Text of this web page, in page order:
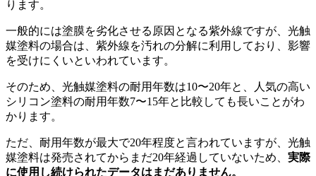
ります。
一般的には塗膜を劣化させる原因となる紫外線ですが、光触
媒塗料の場合は、紫外線を汚れの分解に利用しており、影響
を受けにくいといわれています。
そのため、光触媒塗料の耐用年数は10〜20年と、人気の高い
シリコン塗料の耐用年数7〜15年と比較しても長いことがわ
かります。
ただ、耐用年数が最大で20年程度と言われていますが、光触
媒塗料は発売されてからまだ20年経過していないため、 実際
に使用し続けられたデータはまだありません。